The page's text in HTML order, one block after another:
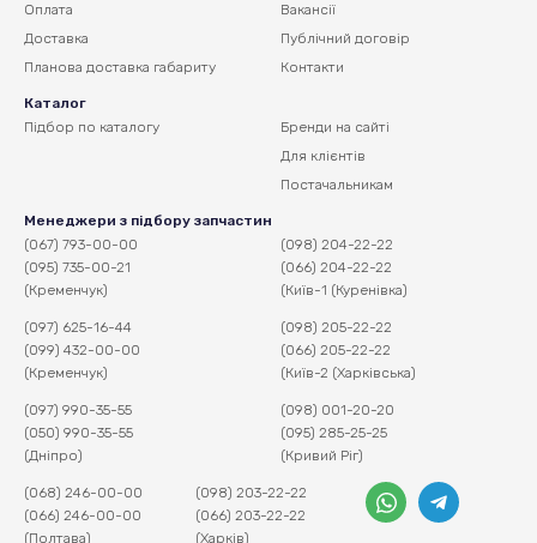
Оплата
Доставка
Планова доставка габариту
Вакансії
Публічний договір
Контакти
Каталог
Підбор по каталогу
Бренди на сайті
Для клієнтів
Постачальникам
Менеджери з підбору запчастин
(067) 793-00-00
(095) 735-00-21
(Кременчук)
(097) 625-16-44
(099) 432-00-00
(Кременчук)
(097) 990-35-55
(050) 990-35-55
(Дніпро)
(098) 204-22-22
(066) 204-22-22
(Київ-1 (Куренівка)
(098) 205-22-22
(066) 205-22-22
(Київ-2 (Харківська)
(098) 001-20-20
(095) 285-25-25
(Кривий Ріг)
(068) 246-00-00
(066) 246-00-00
(Полтава)
(098) 203-22-22
(066) 203-22-22
(Харків)